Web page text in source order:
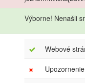
Výborne! Nenašli
Webové